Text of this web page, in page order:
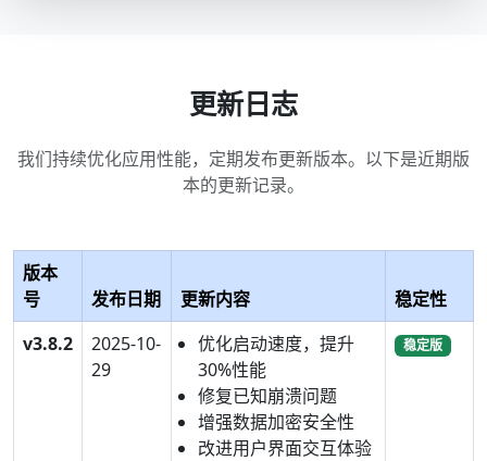
更新日志
我们持续优化应用性能，定期发布更新版本。以下是近期版
本的更新记录。
版本
号
发布日期 更新内容
稳定性
v3.8.2
2025-10-
29
优化启动速度，提升
30%性能
修复已知崩溃问题
增强数据加密安全性
改进用户界面交互体验
稳定版